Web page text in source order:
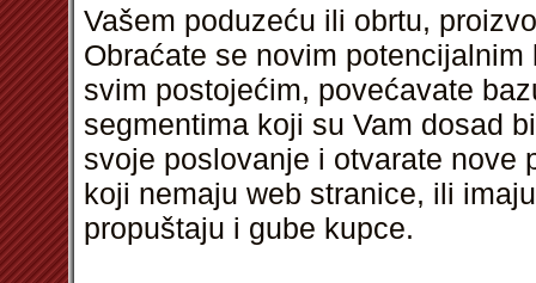
Vašem poduzeću ili obrtu,
Obraćate se novim
svim postojećim, povećavate
segmentima koji su Vam dosad
svoje poslovanje i otvarate nove
koji nemaju web stranice, ili
propuštaju i gube kupce.